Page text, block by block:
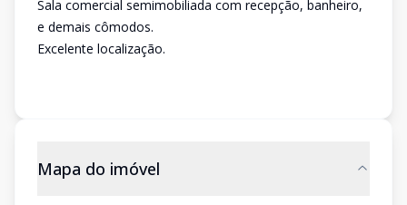
Sala comercial semimobiliada com recepção, banheiro,
e demais cômodos.
Excelente localização.
Mapa do imóvel